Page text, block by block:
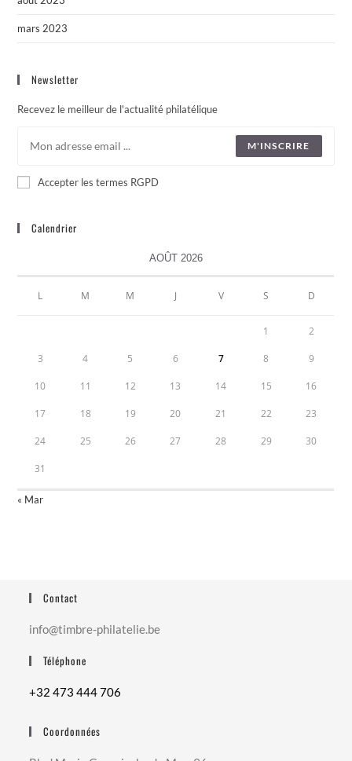
mars 2023
Newsletter
Recevez le meilleur de l'actualité philatélique
M'INSCRIRE
Accepter les termes RGPD
Calendrier
AOÛT 2026
L M M J V S D
1 2
3 4 5 6 7 8 9
10 11 12 13 14 15 16
17 18 19 20 21 22 23
24 25 26 27 28 29 30
31
« Mar
Contact
info@timbre-philatelie.be
Téléphone
+32 473 444 706
Coordonnées